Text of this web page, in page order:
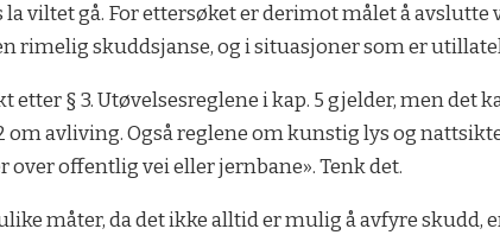
viltet gå. For ettersøket er derimot målet å avslutte
rimelig skuddsjanse, og i situasjoner som er
etter § 3. Utøvelsesreglene i kap. 5 gjelder, men det
avliving. Også reglene om kunstig lys og
over offentlig vei eller jernbane». Tenk det.
måter, da det ikke alltid er mulig å avfyre skudd,